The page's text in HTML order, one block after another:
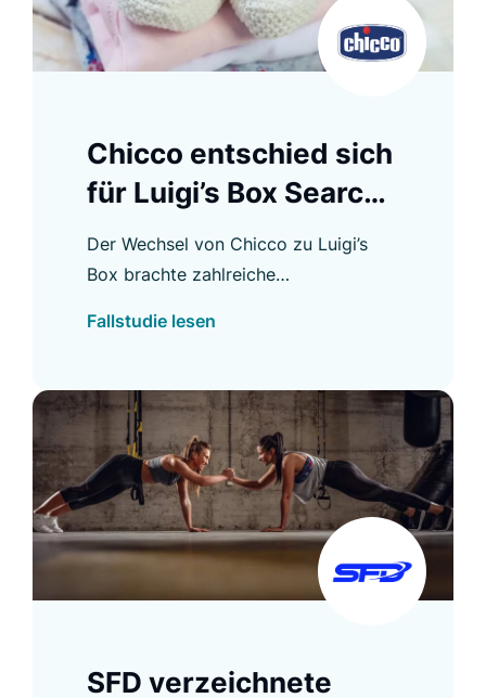
Chicco entschied sich
für Luigi’s Box Search
und verbesserte das
Einkaufserlebnis
Der Wechsel von Chicco zu Luigi’s
Box brachte zahlreiche
Autocomplete CTR und eine stärkere
Fallstudie lesen
SFD verzeichnete